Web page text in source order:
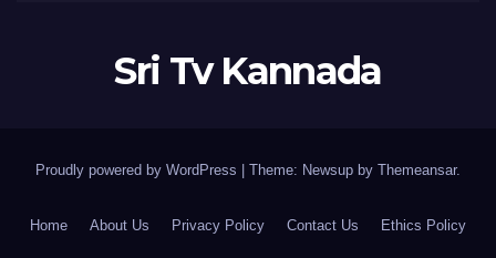
Sri Tv Kannada
Proudly powered by WordPress | Theme: Newsup by Themeansar.
Home About Us Privacy Policy Contact Us Ethics Policy